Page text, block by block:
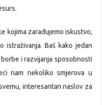
kojima zarađujemo iskustvo,
istraživanja. Baš kako jedan
i razvijanja sposobnosti
nam nekoliko smjerova u
interesantan naslov za